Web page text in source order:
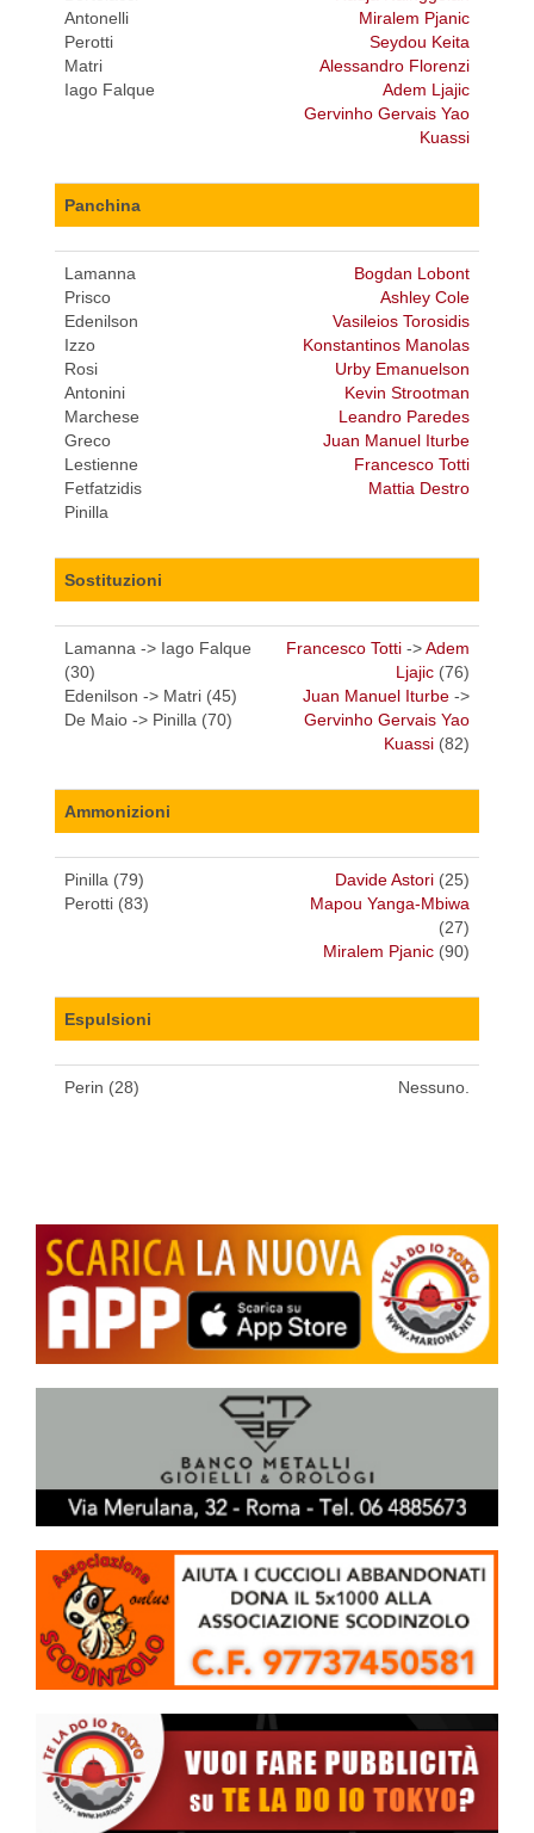
Antonelli
Perotti
Matri
Iago Falque
Miralem Pjanic
Seydou Keita
Alessandro Florenzi
Adem Ljajic
Gervinho Gervais Yao
Kuassi
Panchina
Lamanna
Prisco
Edenilson
Izzo
Rosi
Antonini
Marchese
Greco
Lestienne
Fetfatzidis
Pinilla
Bogdan Lobont
Ashley Cole
Vasileios Torosidis
Konstantinos Manolas
Urby Emanuelson
Kevin Strootman
Leandro Paredes
Juan Manuel Iturbe
Francesco Totti
Mattia Destro
Sostituzioni
Lamanna -> Iago Falque
(30)
Edenilson -> Matri (45)
De Maio -> Pinilla (70)
Francesco Totti ->Adem
Ljajic (76)
Juan Manuel Iturbe ->
Gervinho Gervais Yao
Kuassi (82)
Ammonizioni
Pinilla (79)
Perotti (83)
Davide Astori (25)
Mapou Yanga-Mbiwa
(27)
Miralem Pjanic (90)
Espulsioni
Perin (28) Nessuno.